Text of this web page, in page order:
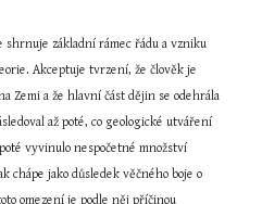
shrnuje základní rámec řádu a vzniku
Akceptuje tvrzení, že člověk je
Zemi a že hlavní část dějin se odehrála
až poté, co geologické utváření
vyvinulo nespočetné množství
chápe jako důsledek věčného boje o
omezení je podle něj příčinou